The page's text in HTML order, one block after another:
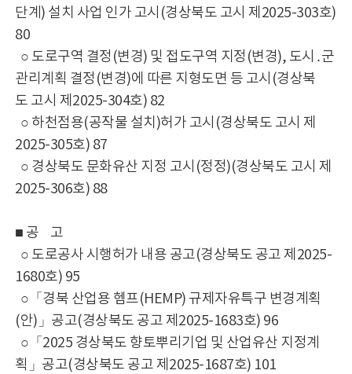
단계) 설치 사업 인가 고시(경상북도 고시 제2025-303호)
80
○ 도로구역 결정(변경) 및 접도구역 지정(변경), 도시․군
관리계획 결정(변경)에 따른 지형도면 등 고시(경상북
도 고시 제2025-304호) 82
○ 하천점용(공작물 설치)허가 고시(경상북도 고시 제
2025-305호) 87
○ 경상북도 문화유산 지정 고시(정정)(경상북도 고시 제
2025-306호) 88
■ 공 고
○ 도로공사 시행허가 내용 공고(경상북도 공고 제2025-
1680호) 95
○「경북 산업용 헴프(HEMP) 규제자유특구 변경계획
(안)」공고(경상북도 공고 제2025-1683호) 96
○「2025 경상북도 향토뿌리기업 및 산업유산 지정계
획」공고(경상북도 공고 제2025-1687호) 101